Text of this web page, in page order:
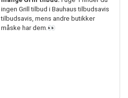
ingen Grill tilbud i Bauhaus tilbudsavis
tilbudsavis, mens andre butikker
måske har dem.👀